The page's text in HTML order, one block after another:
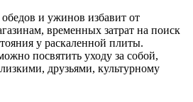
и ужинов избавит от
временных затрат на поиск
у раскаленной плиты.
посвятить уходу за собой,
друзьями, культурному